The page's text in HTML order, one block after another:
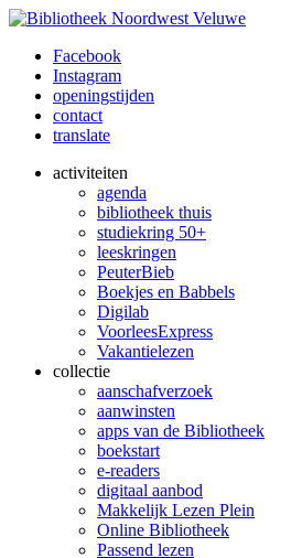
Facebook
Instagram
openingstijden
contact
translate
activiteiten
agenda
bibliotheek thuis
studiekring 50+
leeskringen
PeuterBieb
Boekjes en Babbels
Digilab
VoorleesExpress
Vakantielezen
collectie
aanschafverzoek
aanwinsten
apps van de Bibliotheek
boekstart
e-readers
digitaal aanbod
Makkelijk Lezen Plein
Online Bibliotheek
Passend lezen